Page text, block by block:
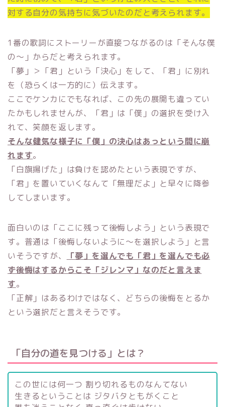
対する自分の気持ちに気づいたのだと考えられます。
1番の歌詞にストーリーが直接つながるのは「そんな僕
の～」からだと考えられます。
「夢」＞「君」という「決心」をして、「君」に別れ
を（恐らくは一方的に）伝えます。
ここでケンカにでもなれば、この先の展開も違ってい
たかもしれませんが、「君」は「僕」の選択を受け入
れて、笑顔を返します。
そんな健気な様子に「僕」の決心はあっという間に崩
れます。
「白旗揚げた」は負けを認めたという表現ですが、
「君」を置いていくなんて「無理だよ」と早々に降参
してしまいます。
面白いのは「ここに残って後悔しよう」という表現で
す。普通は「後悔しないように～を選択しよう」と言
いそうですが、
「夢」を選んでも「君」を選んでも必
ず後悔はするからこそ「ジレンマ」なのだと言えま
す。
「正解」はあるわけではなく、どちらの後悔をとるか
という選択だと言えそうです。
「自分の道を見つける」とは？
この世には何一つ 割り切れるものなんてない
生きるということは ジタバタともがくこと